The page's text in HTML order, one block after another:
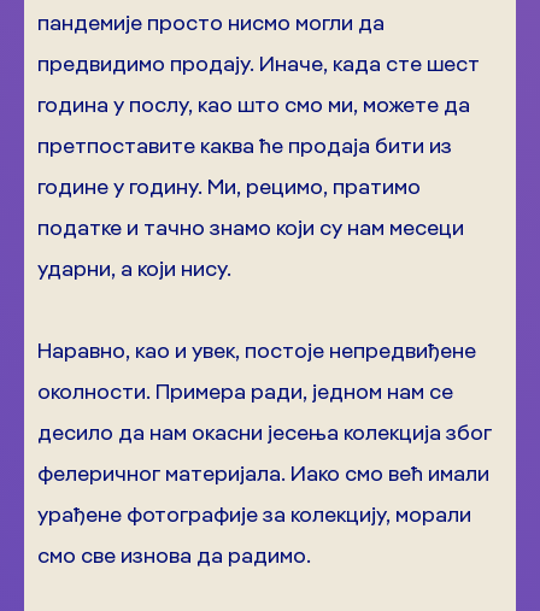
пандемије просто нисмо могли да
предвидимо продају. Иначе, када сте шест
година у послу, као што смо ми, можете да
претпоставите каква ће продаја бити из
године у годину. Ми, рецимо, пратимо
податке и тачно знамо који су нам месеци
ударни, а који нису.
Наравно, као и увек, постоје непредвиђене
околности. Примера ради, једном нам се
десило да нам окасни јесења колекција због
фелеричног материјала. Иако смо већ имали
урађене фотографије за колекцију, морали
смо све изнова да радимо.